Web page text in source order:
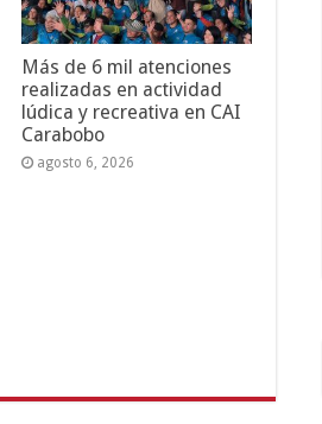
Más de 6 mil atenciones
realizadas en actividad
lúdica y recreativa en CAI
Carabobo
agosto 6, 2026